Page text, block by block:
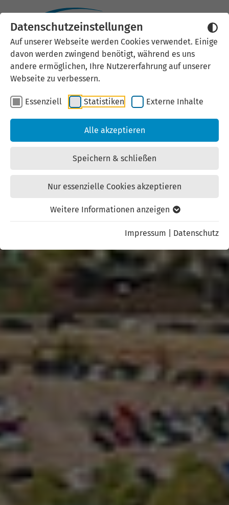
Datenschutzeinstellungen
Auf unserer Webseite werden Cookies verwendet. Einige
davon werden zwingend benötigt, während es uns
andere ermöglichen, Ihre Nutzererfahrung auf unserer
Webseite zu verbessern.
Essenziell Statistiken Externe Inhalte
Alle akzeptieren
Speichern & schließen
Nur essenzielle Cookies akzeptieren
Weitere Informationen anzeigen
Impressum Datenschutz